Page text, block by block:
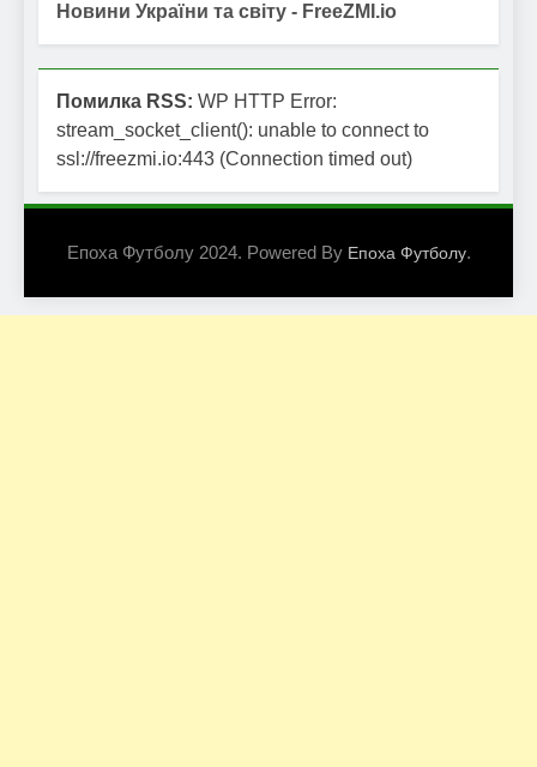
Новини України та світу - FreeZMI.io
Помилка RSS: WP HTTP Error:
stream_socket_client(): unable to connect to
ssl://freezmi.io:443 (Connection timed out)
Епоха Футболу 2024. Powered By Епоха Футболу.